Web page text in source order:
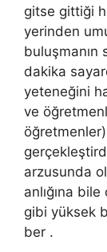
gitse gittiği
yerinden
buluşmanın
dakika
yeteneğini
ve
arzusunda
anlığına
gibi yüksek
ber .